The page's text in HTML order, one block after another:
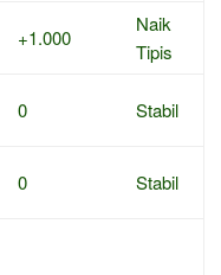
+1.000
Naik
Tipis
0 Stabil
0 Stabil